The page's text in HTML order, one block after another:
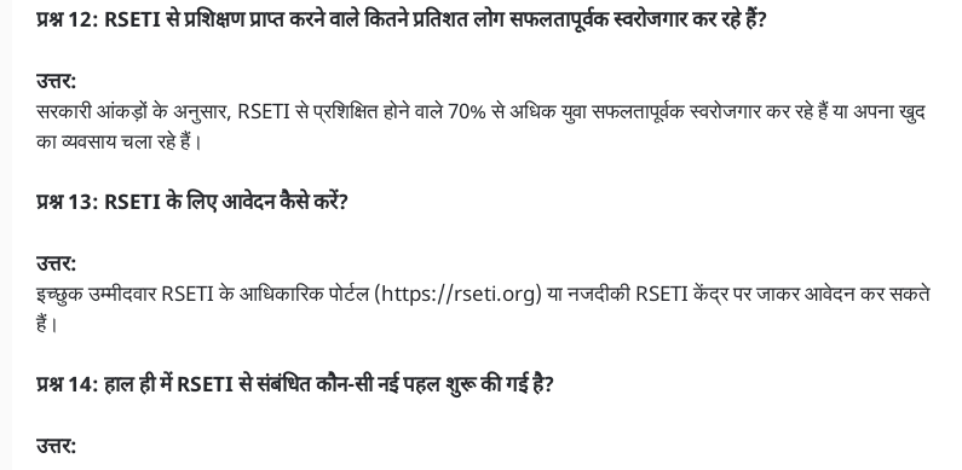
प्रश्न 12: RSETI से प्रशिक्षण प्राप्त करने वाले कितने प्रतिशत लोग सफलतापूर्वक स्वरोजगार कर रहे हैं?
उत्तर:
सरकारी आंकड़ों के अनुसार, RSETI से प्रशिक्षित होने वाले 70% से अधिक युवा सफलतापूर्वक स्वरोजगार कर रहे हैं या अपना खुद
का व्यवसाय चला रहे हैं।
प्रश्न 13: RSETI के लिए आवेदन कैसे करें?
उत्तर:
इच्छुक उम्मीदवार RSETI के आधिकारिक पोर्टल (https://rseti.org) या नजदीकी RSETI केंद्र पर जाकर आवेदन कर सकते
हैं।
प्रश्न 14: हाल ही में RSETI से संबंधित कौन-सी नई पहल शुरू की गई है?
उत्तर: